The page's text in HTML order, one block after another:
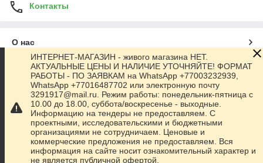
Контакты
О нас
Контакты
Доставка и оплата
Полная версия сайта
Сайт создан на маркетплейсеSatu.kz
ИНТЕРНЕТ-МАГАЗИН - живого магазина НЕТ.
АКТУАЛЬНЫЕ ЦЕНЫ И НАЛИЧИЕ УТОЧНЯЙТЕ! ФОРМАТ
РАБОТЫ - ПО ЗАЯВКАМ на WhatsApp +77003232939,
WhatsApp +77016487702 или электронную почту
3291917@mail.ru. Режим работы: понедельник-пятница с
10.00 до 18.00, суббота/воскресенье - выходные.
Информацию на тендеры не предоставляем. С
проектными, исследовательскими и бюджетными
организациями не сотрудничаем. Ценовые и
коммерческие предложения не предоставляем. Вся
информация на сайте носит ознакомительный характер и
не является публичной офертой.